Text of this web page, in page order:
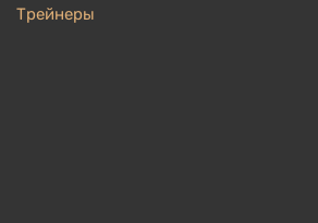
Трейнеры